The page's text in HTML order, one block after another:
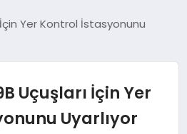
Yer Kontrol İstasyonunu
Uçuşları İçin Yer
Uyarlıyor